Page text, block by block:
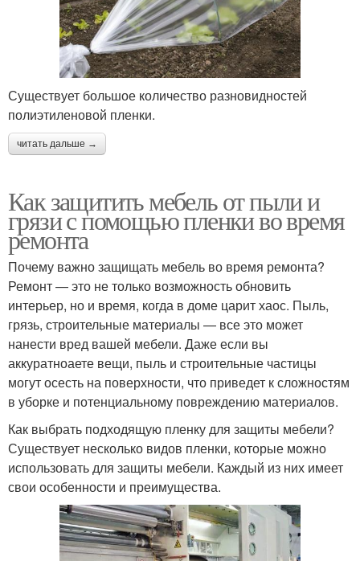
Существует большое количество разновидностей
полиэтиленовой пленки.
читать дальше →
Как защитить мебель от пыли и
грязи с помощью пленки во время
ремонта
Почему важно защищать мебель во время ремонта?
Ремонт — это не только возможность обновить
интерьер, но и время, когда в доме царит хаос. Пыль,
грязь, строительные материалы — все это может
нанести вред вашей мебели. Даже если вы
аккуратноаете вещи, пыль и строительные частицы
могут осесть на поверхности, что приведет к сложностям
в уборке и потенциальному повреждению материалов.
Как выбрать подходящую пленку для защиты мебели?
Существует несколько видов пленки, которые можно
использовать для защиты мебели. Каждый из них имеет
свои особенности и преимущества.